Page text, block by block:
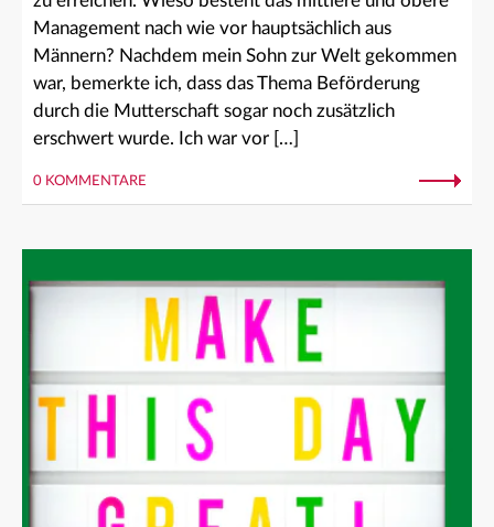
Management nach wie vor hauptsächlich aus
Männern? Nachdem mein Sohn zur Welt gekommen
war, bemerkte ich, dass das Thema Beförderung
durch die Mutterschaft sogar noch zusätzlich
erschwert wurde. Ich war vor […]
0 KOMMENTARE